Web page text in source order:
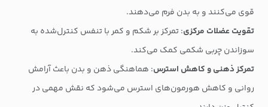
قوی می‌کنند و به بدن فرم می‌دهند.
تقویت عضلات مرکزی: تمرکز بر شکم و کمر با تنفس کنترل‌شده به
سوزاندن چربی شکمی کمک می‌کند.
تمرکز ذهنی و کاهش استرس: هماهنگی ذهن و بدن باعث آرامش
روانی و کاهش هورمون‌های استرس می‌شود که نقش مهمی در